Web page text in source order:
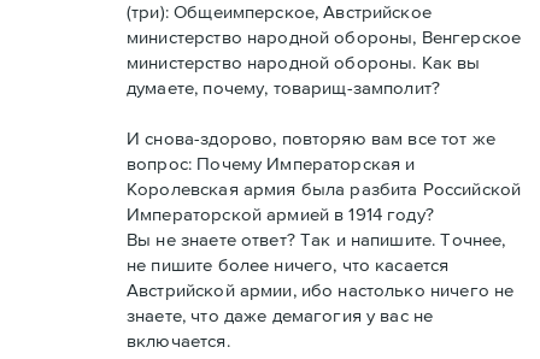
(три): Общеимперское, Австрийское
министерство народной обороны, Венгерское
министерство народной обороны. Как вы
думаете, почему, товарищ-замполит?
И снова-здорово, повторяю вам все тот же
вопрос: Почему Императорская и
Королевская армия была разбита Российской
Императорской армией в 1914 году?
Вы не знаете ответ? Так и напишите. Точнее,
не пишите более ничего, что касается
Австрийской армии, ибо настолько ничего не
знаете, что даже демагогия у вас не
включается.